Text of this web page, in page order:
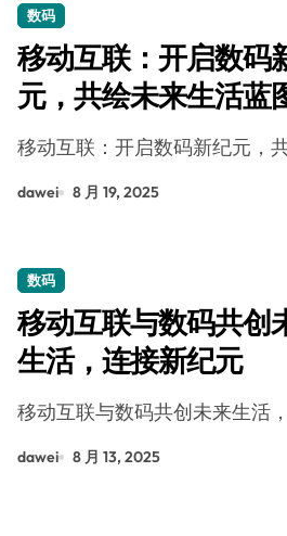
数码
移动互联：开启数码
元，共绘未来生活蓝
移动互联：开启数码新纪元
dawei 8 月 19, 2025
数码
移动互联与数码共创
生活，连接新纪元
移动互联与数码共创未来生活
dawei 8 月 13, 2025